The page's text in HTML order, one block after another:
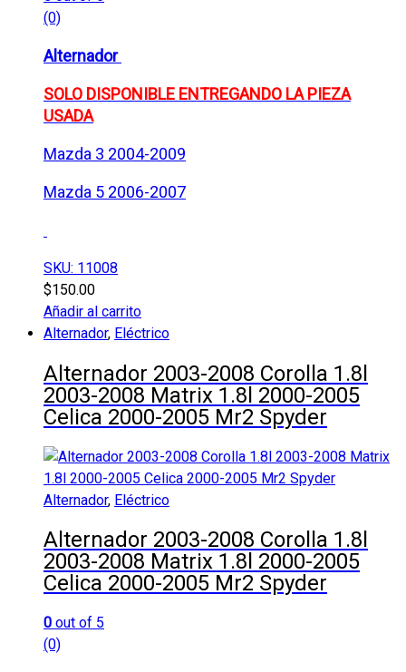
(0)
Alternador
SOLO DISPONIBLE ENTREGANDO LA PIEZA
USADA
Mazda 3 2004-2009
Mazda 5 2006-2007
SKU: 11008
$150.00
Añadir al carrito
Alternador, Eléctrico
Alternador 2003-2008 Corolla 1.8l
2003-2008 Matrix 1.8l 2000-2005
Celica 2000-2005 Mr2 Spyder
Alternador, Eléctrico
Alternador 2003-2008 Corolla 1.8l
2003-2008 Matrix 1.8l 2000-2005
Celica 2000-2005 Mr2 Spyder
0 out of 5
(0)